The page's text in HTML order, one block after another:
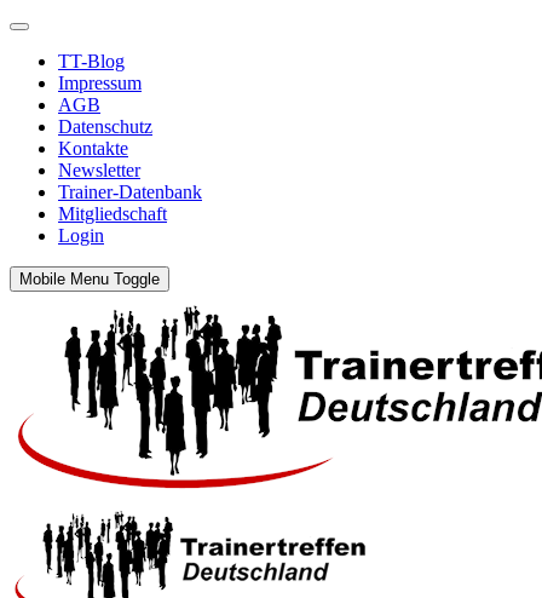
TT-Blog
Impressum
AGB
Datenschutz
Kontakte
Newsletter
Trainer-Datenbank
Mitgliedschaft
Login
Mobile Menu Toggle